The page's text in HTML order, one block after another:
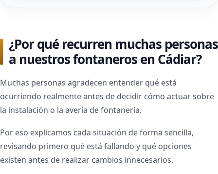
¿Por qué recurren muchas personas
a nuestros fontaneros en Cádiar?
Muchas personas agradecen entender qué está
ocurriendo realmente antes de decidir cómo actuar sobre
la instalación o la avería de fontanería.
Por eso explicamos cada situación de forma sencilla,
revisando primero qué está fallando y qué opciones
existen antes de realizar cambios innecesarios.